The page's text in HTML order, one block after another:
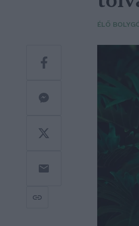
ÉLŐ